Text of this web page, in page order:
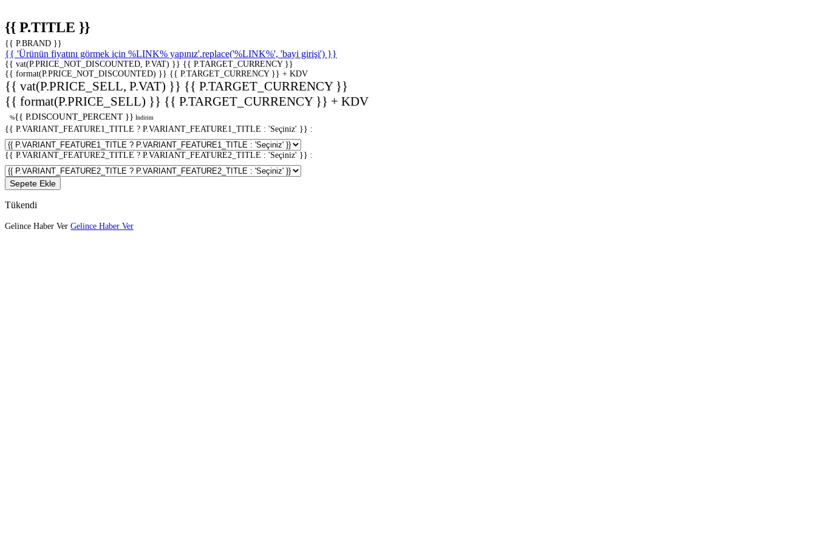
{{ P.TITLE }}
{{ P.BRAND }}
{{ 'Ürünün fiyatını görmek için %LINK% yapınız'.replace('%LINK%', 'bayi girişi') }}
{{ vat(P.PRICE_NOT_DISCOUNTED, P.VAT) }} {{ P.TARGET_CURRENCY }}
{{ format(P.PRICE_NOT_DISCOUNTED) }} {{ P.TARGET_CURRENCY }} + KDV
{{ vat(P.PRICE_SELL, P.VAT) }} {{ P.TARGET_CURRENCY }}
{{ format(P.PRICE_SELL) }} {{ P.TARGET_CURRENCY }} + KDV
%{{ P.DISCOUNT_PERCENT }} İndirim
{{ P.VARIANT_FEATURE1_TITLE ? P.VARIANT_FEATURE1_TITLE : 'Seçiniz' }} :
{{ P.VARIANT_FEATURE2_TITLE ? P.VARIANT_FEATURE2_TITLE : 'Seçiniz' }} :
Sepete Ekle
Tükendi
Gelince Haber Ver Gelince Haber Ver